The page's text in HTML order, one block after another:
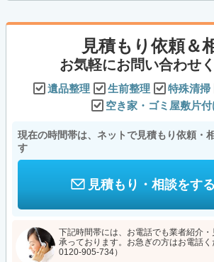
見積もり依頼＆
お気軽にお問い合わせ
遺品整理 生前整理 特殊清掃
空き家・ゴミ屋敷片付
現在の時間帯は、ネットで見積もり依頼・
す
見積もり・相談をする
下記時間帯には、お電話でも業者紹介
承っております。お急ぎの方はお電話く
0120-905-734）